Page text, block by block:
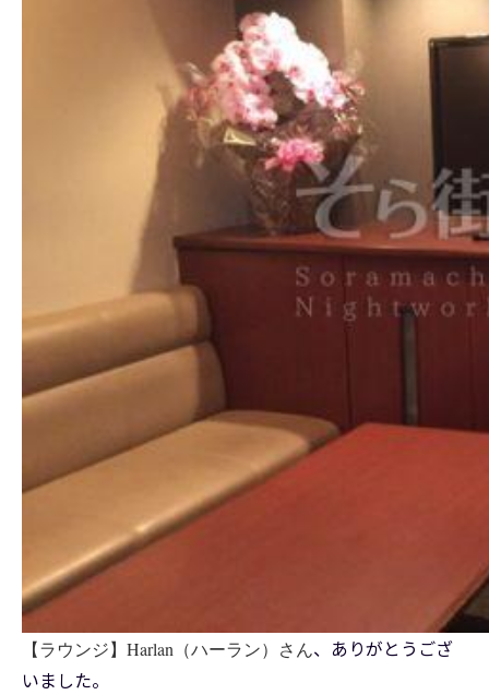
【ラウンジ】Harlan（ハーラン）さん、ありがとうござ
いました。